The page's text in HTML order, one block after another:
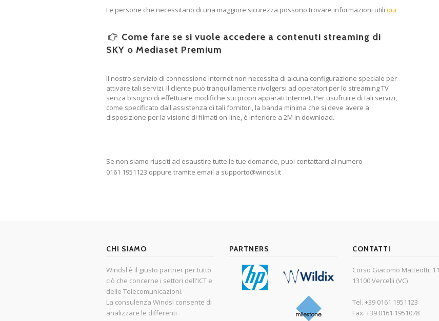
Le persone che necessitano di una maggiore sicurezza possono trovare informazioni utili qui
Come fare se si vuole accedere a contenuti streaming di
SKY o Mediaset Premium
Il nostro servizio di connessione Internet non necessita di alcuna configurazione speciale per
attivare tali servizi. Il cliente può tranquillamente rivolgersi ad operatori per lo streaming TV
senza bisogno di effettuare modifiche sui propri apparati Internet. Per usufruire di tali servizi,
come specificato dall'assistenza di tali fornitori, la banda minima che si deve avere a
disposizione per la visione di filmati on-line, è inferiore a 2M in download.
Se non siamo riusciti ad esaustire tutte le tue domande, puoi contattarci al numero
0161 1951123 oppure tramite email a supporto@windsl.it
CHI SIAMO
Windsl è il giusto partner per tutto
ciò che concerne i settori dell'ICT e
delle Telecomunicazioni.
La consulenza Windsl consente di
analizzare le differenti
PARTNERS CONTATTI
Corso Giacomo Matteotti, 11
13100 Vercelli (VC)
Tel. +39 0161 1951123
Fax. +39 0161 1951078